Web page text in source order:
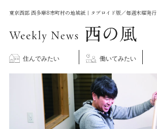
東京西部 西多摩8市町村の地域紙｜タブロイド版／毎週木曜発行
住んでみたい 働いてみたい